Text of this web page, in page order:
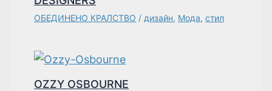
ОБЕДИНЕНО КРАЛСТВО / дизайн, Мода,стил
OZZY OSBOURNE